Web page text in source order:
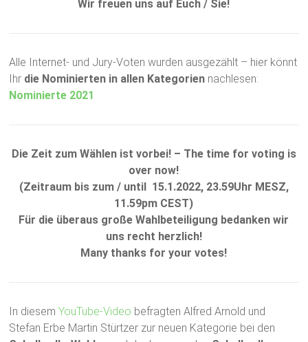
Wir freuen uns auf Euch / Sie!
Alle Internet- und Jury-Voten wurden ausgezählt – hier könnt
Ihr die Nominierten in allen Kategorien nachlesen:
Nominierte 2021
Die Zeit zum Wählen ist vorbei! – The time for voting is
over now!
(Zeitraum bis zum / until 15.1.2022, 23.59Uhr MESZ,
11.59pm CEST)
Für die überaus große Wahlbeteiligung bedanken wir
uns recht herzlich!
Many thanks for your votes!
In diesemYouTube-Video befragten Alfred Arnold und
Stefan Erbe Martin Stürtzer zur neuen Kategorie bei den